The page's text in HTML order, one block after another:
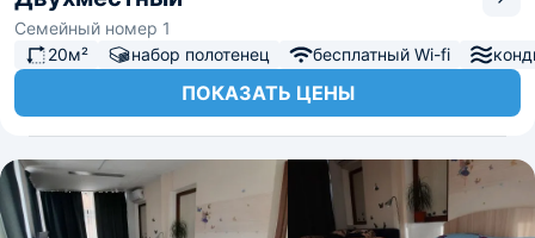
Семейный номер 1
20м²
набор полотенец бесплатный Wi-fi
ПОКАЗАТЬ ЦЕНЫ